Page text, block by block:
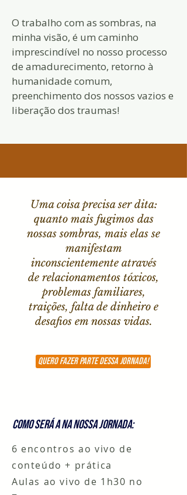
O trabalho com as sombras, na
minha visão, é um caminho
imprescindível no nosso processo
de amadurecimento, retorno à
humanidade comum,
preenchimento dos nossos vazios e
liberação dos traumas!
Uma coisa precisa ser dita:
quanto mais fugimos das
nossas sombras, mais elas se
manifestam
inconscientemente através
de relacionamentos tóxicos,
problemas familiares,
traições, falta de dinheiro e
desafios em nossas vidas.
QUERO FAZER PARTE DESSA JORNADA!
COMO SERá a NA NOSSA JORNADA:
6 encontros ao vivo de
conteúdo + prática
Aulas ao vivo de 1h30 no